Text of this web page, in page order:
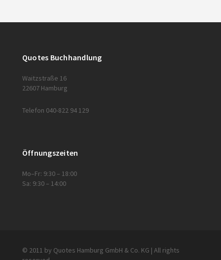
Quotes Buchhandlung
Waitzstraße 16
22607 Hamburg
Telefon 040-822 94 129
Öffnungszeiten
Mo–Fr: 9:30 – 18:00
Sa: 9:30 – 14:00
© 2011 by Quotes Hamburg GmbH & Co. KG | All rights